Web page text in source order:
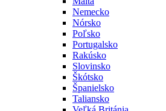
Nemecko
Nórsko
Poľsko
Portugalsko
Rakúsko
Slovinsko
Škótsko
Španielsko
Taliansko